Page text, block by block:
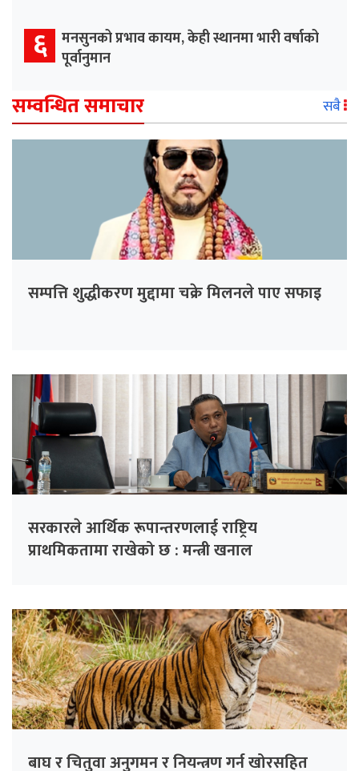
६ मनसुनको प्रभाव कायम, केही स्थानमा भारी वर्षाको
पूर्वानुमान
सम्वन्धित समाचार सबै
सम्पत्ति शुद्धीकरण मुद्दामा चक्रे मिलनले पाए सफाइ
सरकारले आर्थिक रूपान्तरणलाई राष्ट्रिय
प्राथमिकतामा राखेको छ : मन्त्री खनाल
बाघ र चितुवा अनुगमन र नियन्त्रण गर्न खोरसहित